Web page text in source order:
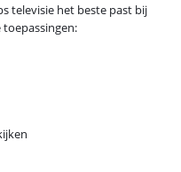
televisie het beste past bij